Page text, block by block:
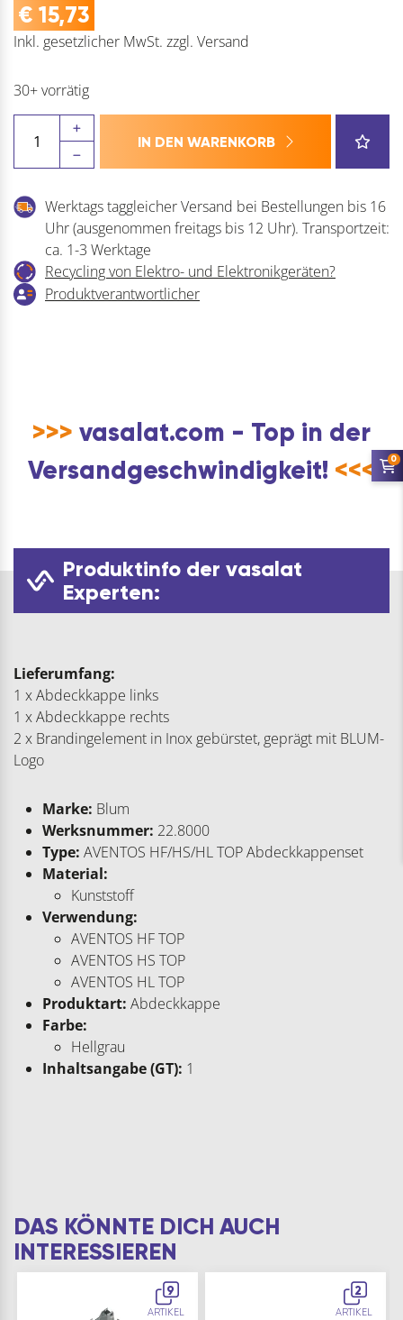
€ 15,73
Inkl. gesetzlicher MwSt. zzgl. Versand
30+ vorrätig
AVENTOS
HF/HS/HL
Abdeckkappen-
Menge
IN DEN WARENKORB
Werktags taggleicher Versand bei Bestellungen bis 16
Uhr (ausgenommen freitags bis 12 Uhr). Transportzeit:
ca. 1-3 Werktage
Recycling von Elektro- und Elektronikgeräten?
Produktverantwortlicher
>>> vasalat.com - Top in der
Versandgeschwindigkeit! <<<
Produktinfo der vasalat
Experten:
Lieferumfang:
1 x Abdeckkappe links
1 x Abdeckkappe rechts
2 x Brandingelement in Inox gebürstet, geprägt mit BLUM-
Logo
Marke: Blum
Werksnummer: 22.8000
Type: AVENTOS HF/HS/HL TOP Abdeckkappenset
Material:
Kunststoff
Verwendung:
AVENTOS HF TOP
AVENTOS HS TOP
AVENTOS HL TOP
Produktart: Abdeckkappe
Farbe:
Hellgrau
Inhaltsangabe (GT): 1
DAS KÖNNTE DICH AUCH
INTERESSIEREN
9
ARTIKEL
2
ARTIKEL
0